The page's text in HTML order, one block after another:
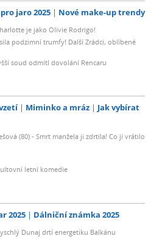
jaro 2025 Nové make-up trendy
je jako Olivie Rodrigo!
podzimní trumfy! Další Zrádci, oblíbené
soud odmítl dovolání Rencaru
Miminko a mráz
Jak vybírat
(80) - Smrt manžela ji zdrtila! Co jí vrátilo
letní komedie
2025 Dálniční známka 2025
Dunaj drtí energetiku Balkánu